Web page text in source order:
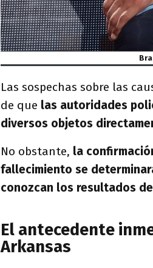
Las sospechas sobre las
de que las autoridades
diversos objetos
No obstante, la
fallecimiento se
conozcan los resultados
El antecedente
Arkansas